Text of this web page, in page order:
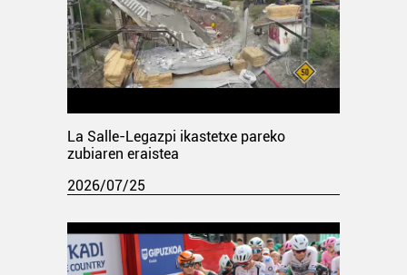
La Salle-Legazpi ikastetxe pareko
zubiaren eraistea
2026/07/25